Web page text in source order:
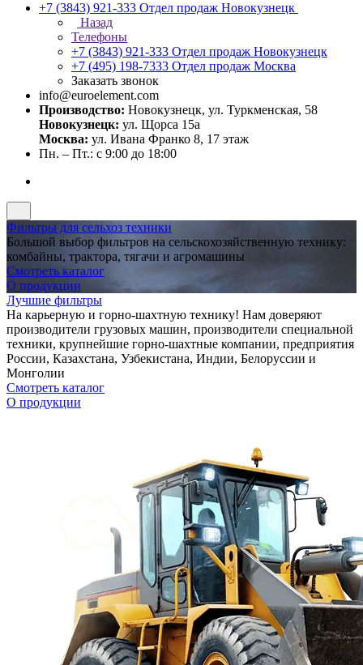
+7 (3843) 921-333 Отдел продаж Новокузнецк
Назад
Телефоны
+7 (3843) 921-333 Отдел продаж Новокузнецк
+7 (495) 198-7333 Отдел продаж Москва
Заказать звонок
info@euroelement.com
Производство: Новокузнецк, ул. Туркменская, 58
Новокузнецк: ул. Щорса 15а
Москва: ул. Ивана Франко 8, 17 этаж
Пн. – Пт.: с 9:00 до 18:00
Фильтры для сельхоз техники
Большой выбор фильтров на сельскохозяйственную технику:
комбайны, трактора, тягачи и агромашины
Смотреть каталог
О продукции
Лучшие фильтры
На карьерную и горно-шахтную технику! Нам доверяют
производители грузовых машин, производители специальной
техники, крупнейшие горно-шахтные компании, предприятия
России, Казахстана, Узбекистана, Индии, Белоруссии и
Монголии
Смотреть каталог
О продукции